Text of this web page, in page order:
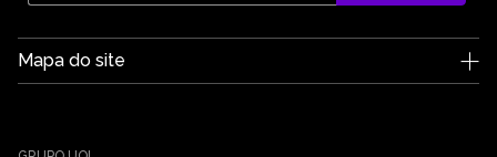
Mapa do site